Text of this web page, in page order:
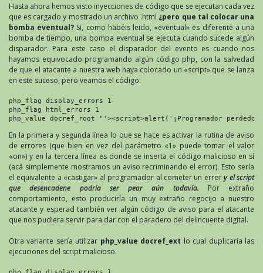
Hasta ahora hemos visto inyecciones de código que se ejecutan cada vez
que es cargado y mostrado un archivo .html ¿pero que tal colocar una
bomba eventual? Si, como habéis leido, «eventual» es diferente a una
bomba de tiempo, una bomba eventual se ejecuta cuando sucede algún
disparador. Para este caso el disparador del evento es cuando nos
hayamos equivocado programando algún código php, con la salvedad
de que el atacante a nuestra web haya colocado un «script» que se lanza
en este suceso, pero veamos el código:
php_flag display_errors 1
php_flag html_errors 1
php_value docref_root "'><script>alert('¡Programador
En la primera y segunda línea lo que se hace es activar la rutina de aviso
de errores (que bien en vez del parámetro «1» puede tomar el valor
«on») y en la tercera línea es donde se inserta el código malicioso en sí
(acá simplemente mostramos un aviso recriminando el error). Esto sería
el equivalente a «castigar» al programador al cometer un errory el script
que desencadene podría ser peor aún todavía. Por extraño
comportamiento, esto produciría un muy extraño regocijo a nuestro
atacante y esperad también ver algún código de aviso para el atacante
que nos pudiera servir para dar con el paradero del delincuente digital.
Otra variante sería utilizar php_value docref_ext lo cual duplicaría las
ejecuciones del script malicioso.